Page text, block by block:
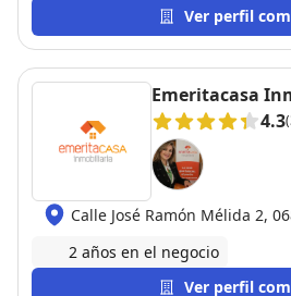
Ver perfil
Emeritacasa
4.3
Calle José Ramón Mélida 2,
2 años en el negocio
Ver perfil